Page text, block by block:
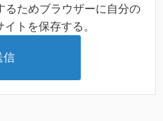
るためブラウザーに自分の
トを保存する。